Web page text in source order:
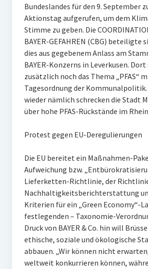
Bundeslandes für den 9. September
Aktionstag aufgerufen, um dem
Stimme zu geben. Die
BAYER-GEFAHREN (CBG) beteiligte
dies aus gegebenem Anlass am
BAYER-Konzerns in Leverkusen.
zusätzlich noch das Thema „PFAS“
Tagesordnung der
wieder nämlich schrecken die Stadt
über hohe PFAS-Rückstände im
Protest gegen EU-Deregulierungen
Die EU bereitet ein Maßnahmen-
Aufweichung bzw.
Lieferketten-Richtlinie, der
Nachhaltigkeitsberichterstattung
Kriterien für ein „Green Economy“-
festlegenden – Taxonomie-
Druck von BAYER & Co. hin will
ethische, soziale und ökologische
abbauen. „Wir können nicht
weltweit konkurrieren können,